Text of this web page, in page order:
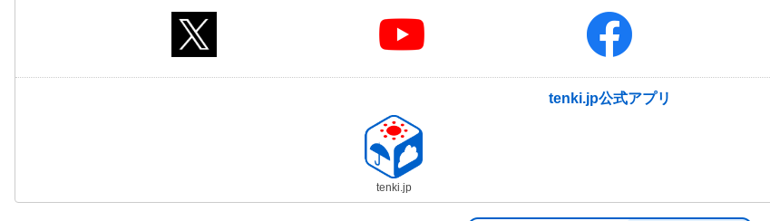
tenki.jp公式アプリ
tenki.jp